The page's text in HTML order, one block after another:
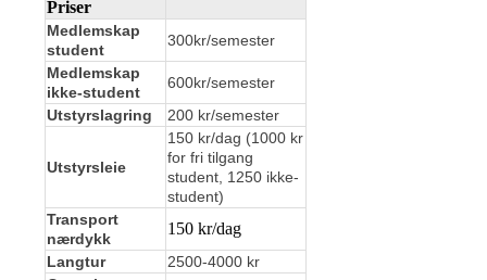
Priser
Medlemskap
student
300kr/semester
Medlemskap
ikke-student
600kr/semester
Utstyrslagring
200 kr/semester
Utstyrsleie
150 kr/dag (1000 kr
for fri tilgang
student, 1250 ikke-
student)
Transport
nærdykk
150 kr/dag
Langtur
2500-4000 kr